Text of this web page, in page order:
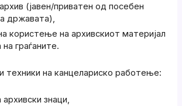
(јавен/приватен од посебен
државата),
користење на архивскиот материјал
граѓаните.
техники на канцелариско работење:
архивски знаци,